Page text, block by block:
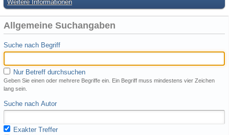
Weitere Informationen
Allgemeine Suchangaben
Suche nach Begriff
Nur Betreff durchsuchen
Geben Sie einen oder mehrere Begriffe ein. Ein Begriff muss mindestens vier Zeichen
lang sein.
Suche nach Autor
Exakter Treffer